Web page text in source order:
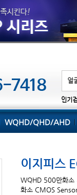
인기
WQHD/QHD/AHD
이지피스
WQHD 500만화소
화소 CMOS